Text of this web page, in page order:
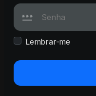
Lembrar-me